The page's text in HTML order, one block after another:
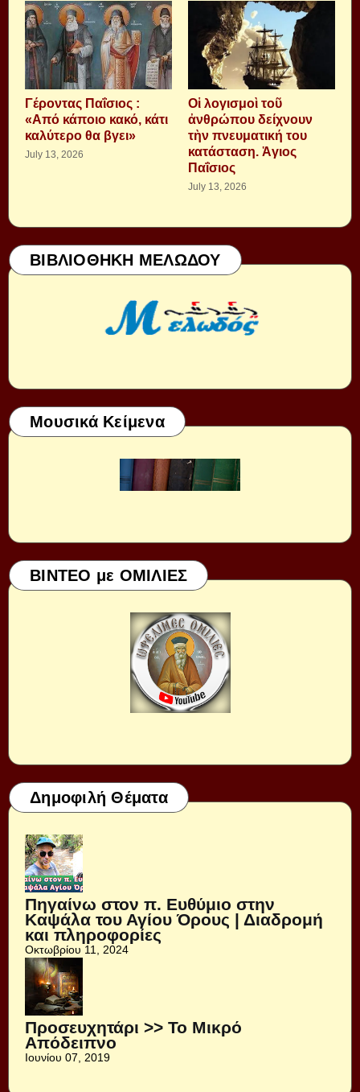
Γέροντας Παΐσιος :
«Από κάποιο κακό, κάτι
καλύτερο θα βγει»
July 13, 2026
Οἱ λογισμοὶ τοῦ
ἀνθρώπου δείχνουν
τὴν πνευματική του
κατάσταση. Ἁγιος
Παΐσιος
July 13, 2026
ΒΙΒΛΙΟΘΗΚΗ ΜΕΛΩΔΟΥ
Μουσικά Κείμενα
ΒΙΝΤΕΟ με ΟΜΙΛΙΕΣ
Δημοφιλή Θέματα
Πηγαίνω στον π. Ευθύμιο στην
Καψάλα του Αγίου Όρους | Διαδρομή
και πληροφορίες
Οκτωβρίου 11, 2024
Προσευχητάρι >> Το Μικρό
Απόδειπνο
Ιουνίου 07, 2019